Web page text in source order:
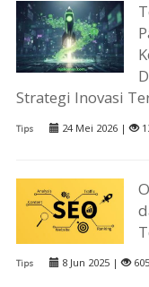
Strategi Inovasi
Tips 24 Mei 2026 |
Tips 8 Jun 2025 | 605